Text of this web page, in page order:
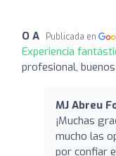
O A Publicada en
Experiencia
profesional,
MJ Abreu
¡Muchas
mucho las
por confiar